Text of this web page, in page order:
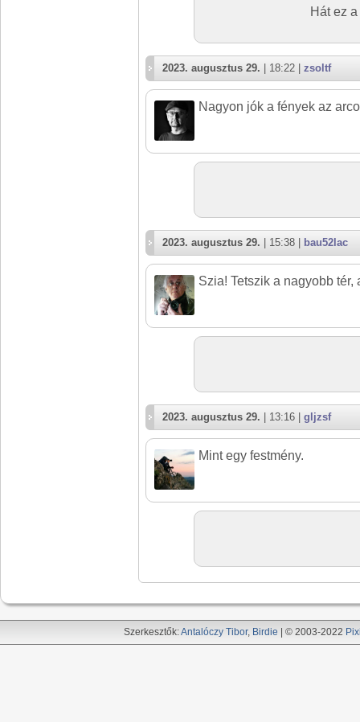
Hát ez
2023. augusztus 29. | 18:22 | zsoltf
Nagyon jók a fények az
2023. augusztus 29. | 15:38 | bau52lac
Szia! Tetszik a nagyobb tér,
2023. augusztus 29. | 13:16 | gljzsf
Mint egy festmény.
Szerkesztők:Antalóczy Tibor, Birdie | © 2003-2022